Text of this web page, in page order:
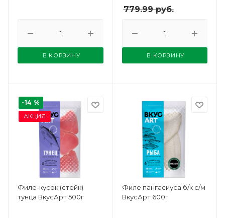
В КОРЗИНУ
779.99руб.
В КОРЗИНУ
-14 %
АКЦИЯ
Филе-кусок (стейк)
тунца ВкусАрт 500г
Филе пангасиуса б/к с/м
ВкусАрт 600г